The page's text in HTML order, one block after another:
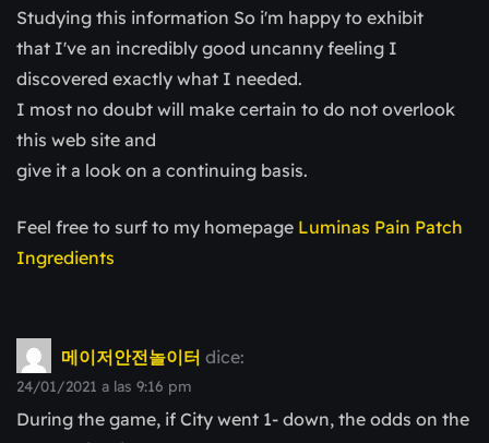
Studying this information So i'm happy to exhibit
that I've an incredibly good uncanny feeling I
discovered exactly what I needed.
I most no doubt will make certain to do not overlook
this web site and
give it a look on a continuing basis.
Feel free to surf to my homepage Luminas Pain Patch
Ingredients
메이저안전놀이터 dice:
24/01/2021 a las 9:16 pm
During the game, if City went 1- down, the odds on the